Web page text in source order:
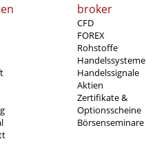
broker
CFD
FOREX
Rohstoffe
Handelssysteme
Handelssignale
Aktien
Zertifikate &
Optionsscheine
Börsenseminare